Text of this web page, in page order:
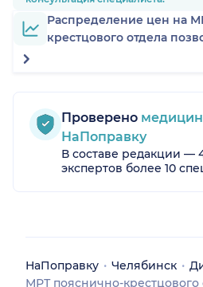
Распределение цен на
крестцового отдела
Проверено
НаПоправку
В составе редакции —
экспертов более 10
НаПоправку Челябинск
МРТ пояснично-крестцового